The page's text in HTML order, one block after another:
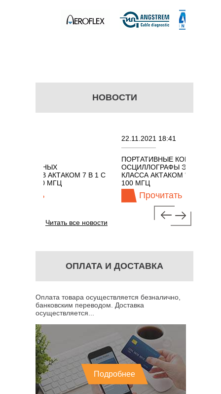
НОВОСТИ
АКТАКОМ 7 В 1 С
22.11.2021 18:41
ПОРТАТИВНЫЕ КОМБИНИРОВАННЫЕ
ОСЦИЛЛОГРАФЫ ЭКОНОМНОГО
КЛАССА АКТАКОМ "3 В 1" С ПОЛОСОЙ
Прочитать
Читать все новости
ОПЛАТА И ДОСТАВКА
Оплата товара осуществляется безналично,
банковским переводом. Доставка
осуществляется...
Подробнее